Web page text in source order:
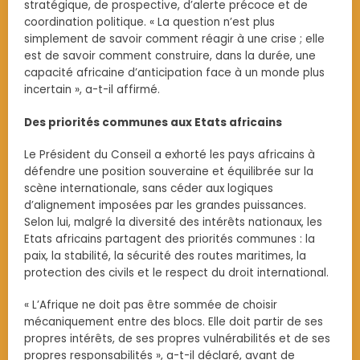
stratégique, de prospective, d’alerte précoce et de
coordination politique. « La question n’est plus
simplement de savoir comment réagir à une crise ; elle
est de savoir comment construire, dans la durée, une
capacité africaine d’anticipation face à un monde plus
incertain », a-t-il affirmé.
Des priorités communes aux Etats africains
Le Président du Conseil a exhorté les pays africains à
défendre une position souveraine et équilibrée sur la
scène internationale, sans céder aux logiques
d’alignement imposées par les grandes puissances.
Selon lui, malgré la diversité des intérêts nationaux, les
Etats africains partagent des priorités communes : la
paix, la stabilité, la sécurité des routes maritimes, la
protection des civils et le respect du droit international.
« L’Afrique ne doit pas être sommée de choisir
mécaniquement entre des blocs. Elle doit partir de ses
propres intérêts, de ses propres vulnérabilités et de ses
propres responsabilités », a-t-il déclaré, avant de